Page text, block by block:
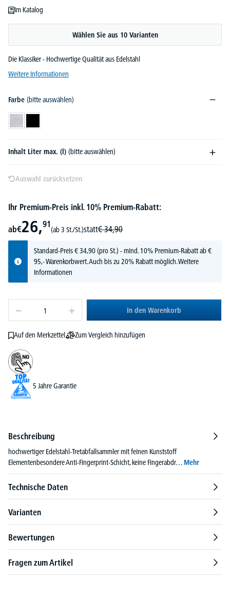
Im Katalog
Wählen Sie aus 10 Varianten
Die Klassiker - Hochwertige Qualität aus Edelstahl
Weitere Informationen
Farbe (bitte auswählen)
Inhalt Liter max. (l) (bitte auswählen)
Auswahl zurücksetzen
Ihr Premium-Preis inkl. 10% Premium-Rabatt:
ab€26,91
(ab 3 St./St.)statt€ 34,90
Standard-Preis€34,90(pro St.) - mind. 10% Premium-Rabatt ab €
95,- Warenkorbwert. Auch bis zu 20% Rabatt möglich.Weitere
Informationen
In den Warenkorb
Auf den Merkzettel Zum Vergleich hinzufügen
5 Jahre Garantie
Beschreibung
hochwertiger Edelstahl-Tretabfallsammler mit feinen Kunststoff
Elementenbesondere Anti-Fingerprint-Schicht, keine Fingerabdr… Mehr
Technische Daten
Varianten
Bewertungen
Fragen zum Artikel